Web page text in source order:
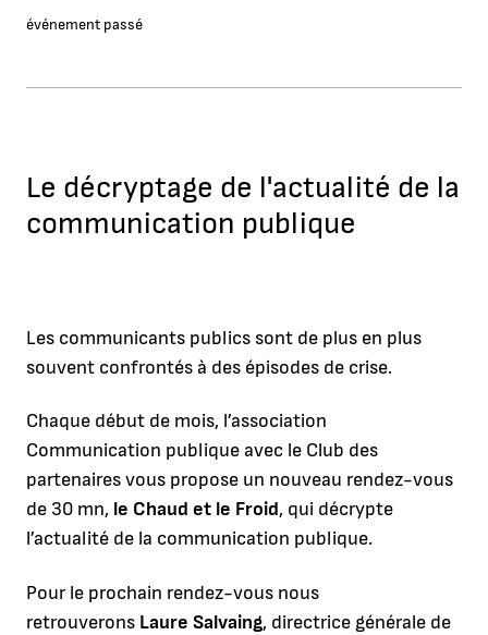
événement passé
Le décryptage de l'actualité de la
communication publique
Les communicants publics sont de plus en plus
souvent confrontés à des épisodes de crise.
Chaque début de mois, l’association
Communication publique avec le Club des
partenaires vous propose un nouveau rendez-vous
de 30 mn, le Chaud et le Froid, qui décrypte
l’actualité de la communication publique.
Pour le prochain rendez-vous nous
retrouverons Laure Salvaing, directrice générale de